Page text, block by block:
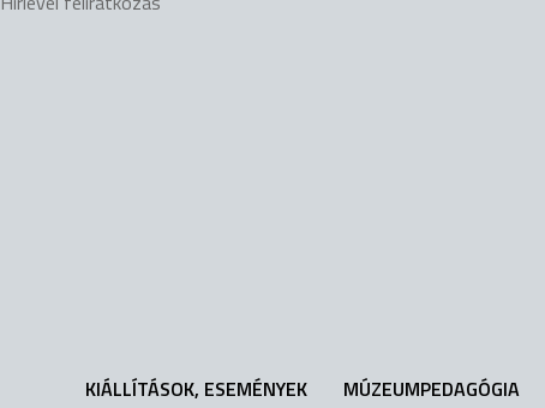
KIÁLLÍTÁSOK, ESEMÉNYEK
MÚZEUMPEDAGÓGIA